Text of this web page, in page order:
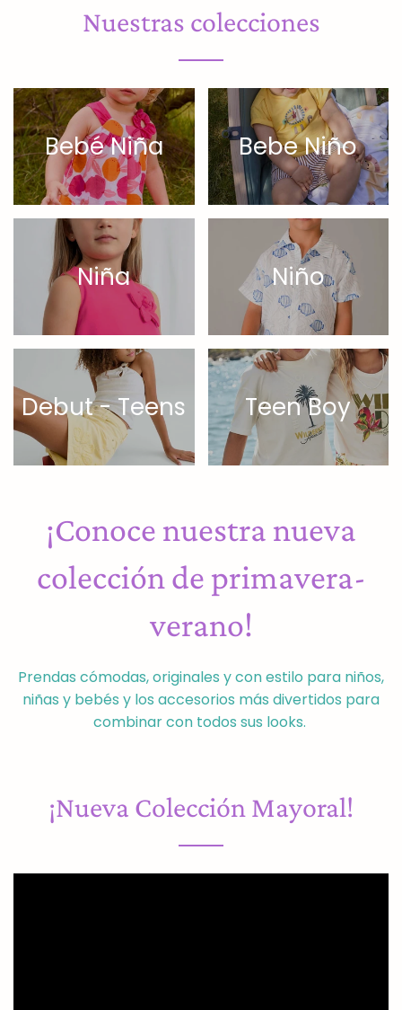
Nuestras colecciones
Bebé Niña Bebe Niño
Niña Niño
Debut - Teens Teen Boy
¡Conoce nuestra nueva
colección de primavera-
verano!
Prendas cómodas, originales y con estilo para niños,
niñas y bebés y los accesorios más divertidos para
combinar con todos sus looks.
¡Nueva Colección Mayoral!